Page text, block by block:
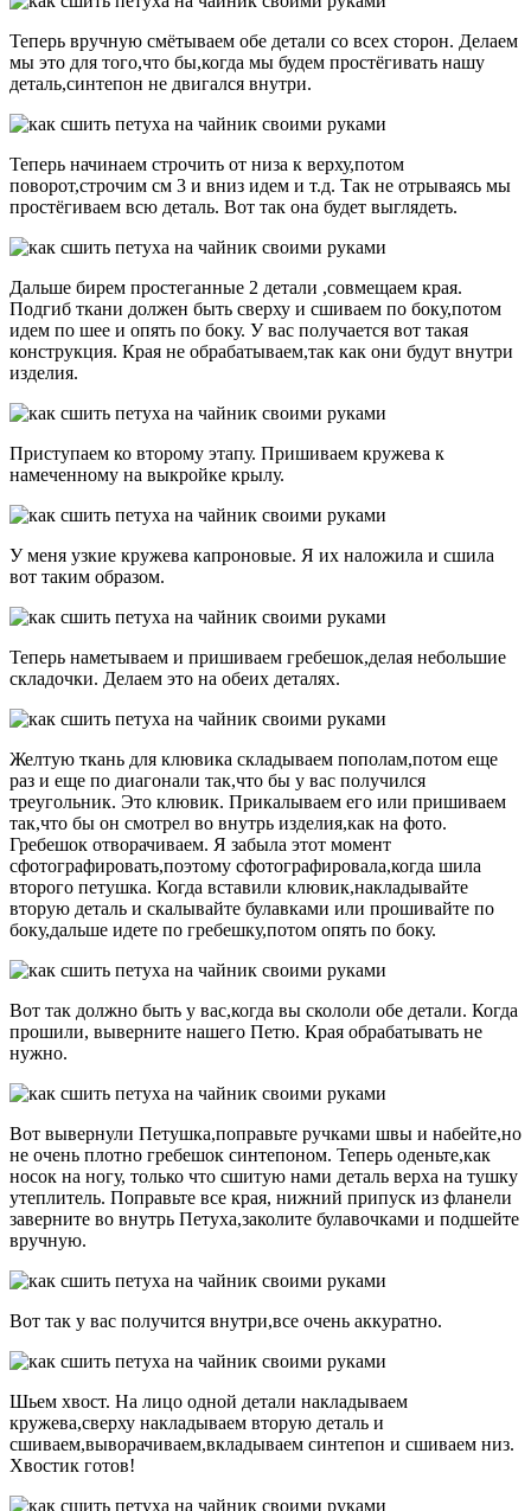
Теперь вручную смётываем обе детали со всех сторон. Делаем
мы это для того,что бы,когда мы будем простёгивать нашу
деталь,синтепон не двигался внутри.
Теперь начинаем строчить от низа к верху,потом
поворот,строчим см 3 и вниз идем и т.д. Так не отрываясь мы
простёгиваем всю деталь. Вот так она будет выглядеть.
Дальше бирем простеганные 2 детали ,совмещаем края.
Подгиб ткани должен быть сверху и сшиваем по боку,потом
идем по шее и опять по боку. У вас получается вот такая
конструкция. Края не обрабатываем,так как они будут внутри
изделия.
Приступаем ко второму этапу. Пришиваем кружева к
намеченному на выкройке крылу.
У меня узкие кружева капроновые. Я их наложила и сшила
вот таким образом.
Теперь наметываем и пришиваем гребешок,делая небольшие
складочки. Делаем это на обеих деталях.
Желтую ткань для клювика складываем пополам,потом еще
раз и еще по диагонали так,что бы у вас получился
треугольник. Это клювик. Прикалываем его или пришиваем
так,что бы он смотрел во внутрь изделия,как на фото.
Гребешок отворачиваем. Я забыла этот момент
сфотографировать,поэтому сфотографировала,когда шила
второго петушка. Когда вставили клювик,накладывайте
вторую деталь и скалывайте булавками или прошивайте по
боку,дальше идете по гребешку,потом опять по боку.
Вот так должно быть у вас,когда вы скололи обе детали. Когда
прошили, выверните нашего Петю. Края обрабатывать не
нужно.
Вот вывернули Петушка,поправьте ручками швы и набейте,но
не очень плотно гребешок синтепоном. Теперь оденьте,как
носок на ногу, только что сшитую нами деталь верха на тушку
утеплитель. Поправьте все края, нижний припуск из фланели
заверните во внутрь Петуха,заколите булавочками и подшейте
вручную.
Вот так у вас получится внутри,все очень аккуратно.
Шьем хвост. На лицо одной детали накладываем
кружева,сверху накладываем вторую деталь и
сшиваем,выворачиваем,вкладываем синтепон и сшиваем низ.
Хвостик готов!